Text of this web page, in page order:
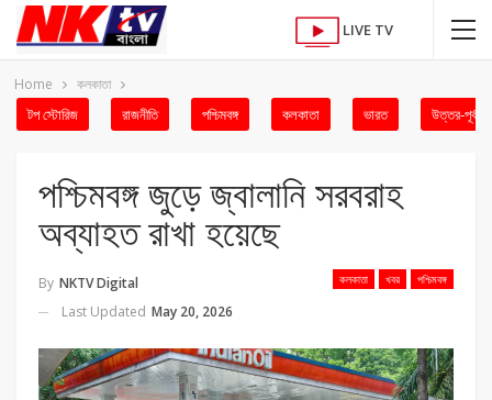
LIVE TV
Home কলকাতা
টপ স্টোরিজ রাজনীতি পশ্চিমবঙ্গ কলকাতা ভারত উত্তর-পূর্ব
পশ্চিমবঙ্গ জুড়ে জ্বালানি সরবরাহ
অব্যাহত রাখা হয়েছে
কলকাতা খবর পশ্চিমবঙ্গ
By NKTV Digital
Last Updated May 20, 2026